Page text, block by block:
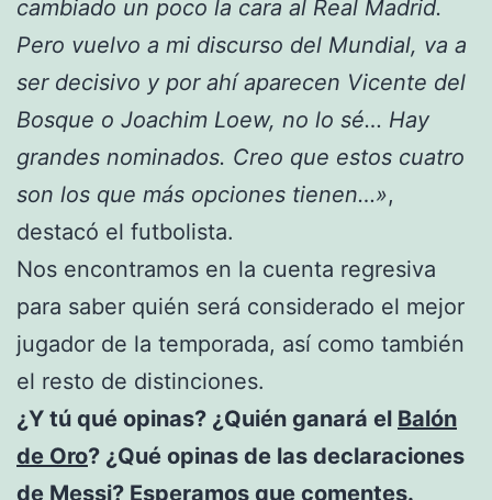
cambiado un poco la cara al Real Madrid.
Pero vuelvo a mi discurso del Mundial, va a
ser decisivo y por ahí aparecen Vicente del
Bosque o Joachim Loew, no lo sé… Hay
grandes nominados. Creo que estos cuatro
son los que más opciones tienen…»,
destacó el futbolista.
Nos encontramos en la cuenta regresiva
para saber quién será considerado el mejor
jugador de la temporada, así como también
el resto de distinciones.
¿Y tú qué opinas? ¿Quién ganará el Balón
de Oro? ¿Qué opinas de las declaraciones
de Messi? Esperamos que comentes.